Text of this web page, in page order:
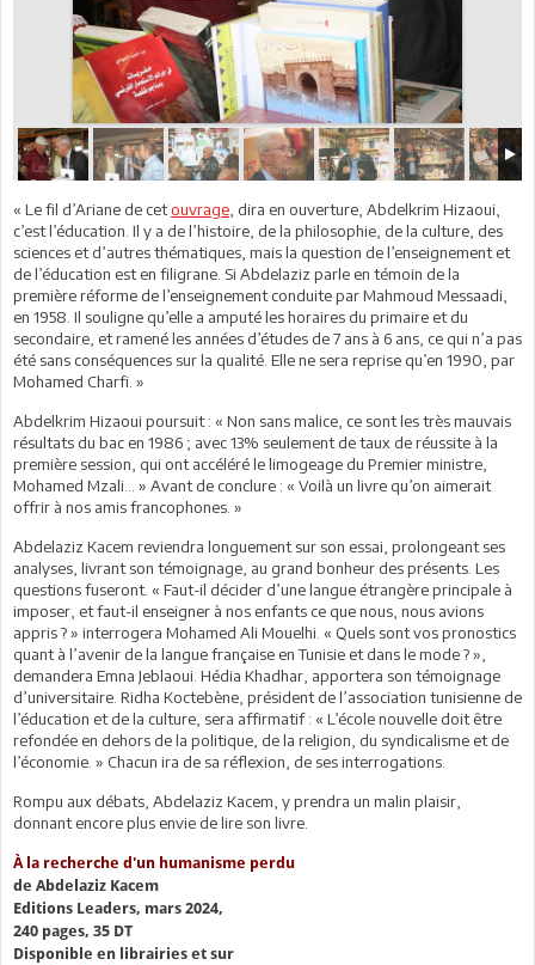
« Le fil d’Ariane de cetouvrage , dira en ouverture, Abdelkrim Hizaoui,
c’est l’éducation. Il y a de l’histoire, de la philosophie, de la culture, des
sciences et d’autres thématiques, mais la question de l’enseignement et
de l’éducation est en filigrane. Si Abdelaziz parle en témoin de la
première réforme de l’enseignement conduite par Mahmoud Messaadi,
en 1958. Il souligne qu’elle a amputé les horaires du primaire et du
secondaire, et ramené les années d’études de 7 ans à 6 ans, ce qui n’a pas
été sans conséquences sur la qualité. Elle ne sera reprise qu’en 1990, par
Mohamed Charfi. »
Abdelkrim Hizaoui poursuit : « Non sans malice, ce sont les très mauvais
résultats du bac en 1986 ; avec 13% seulement de taux de réussite à la
première session, qui ont accéléré le limogeage du Premier ministre,
Mohamed Mzali… » Avant de conclure : « Voilà un livre qu’on aimerait
offrir à nos amis francophones. »
Abdelaziz Kacem reviendra longuement sur son essai, prolongeant ses
analyses, livrant son témoignage, au grand bonheur des présents. Les
questions fuseront. « Faut-il décider d’une langue étrangère principale à
imposer, et faut-il enseigner à nos enfants ce que nous, nous avions
appris ? » interrogera Mohamed Ali Mouelhi. « Quels sont vos pronostics
quant à l’avenir de la langue française en Tunisie et dans le mode ? »,
demandera Emna Jeblaoui. Hédia Khadhar, apportera son témoignage
d’universitaire. Ridha Koctebène, président de l’association tunisienne de
l’éducation et de la culture, sera affirmatif : « L’école nouvelle doit être
refondée en dehors de la politique, de la religion, du syndicalisme et de
l’économie. » Chacun ira de sa réflexion, de ses interrogations.
Rompu aux débats, Abdelaziz Kacem, y prendra un malin plaisir,
donnant encore plus envie de lire son livre.
À la recherche d'un humanisme perdu
de Abdelaziz Kacem
Editions Leaders, mars 2024,
240 pages, 35 DT
Disponible en librairies et sur